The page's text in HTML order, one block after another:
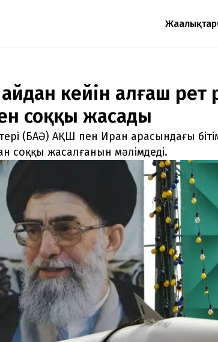
Жаңалықтар
нөмір
Тек email
айдан кейін алғаш рет
соққы жасады
(БАӘ) АҚШ пен Иран арасындағы
соққы жасалғанын мәлімдеді.